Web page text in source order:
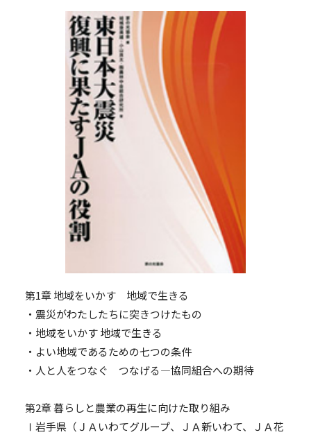
第1章 地域をいかす 地域で生きる
・震災がわたしたちに突きつけたもの
・地域をいかす 地域で生きる
・よい地域であるための七つの条件
・人と人をつなぐ つなげる―協同組合への期待
第2章 暮らしと農業の再生に向けた取り組み
Ⅰ岩手県（ＪＡいわてグループ、ＪＡ新いわて、ＪＡ花